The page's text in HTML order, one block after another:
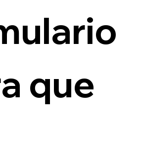
que